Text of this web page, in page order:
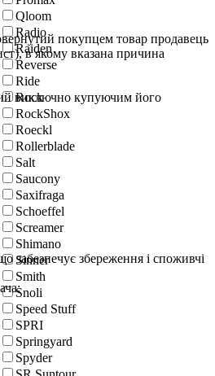
Qloom
Radio
Raiden
Reverse
Ride
Rock
RockShox
Roeckl
Rollerblade
Salt
Saucony
Saxifraga
Schoeffel
Screamer
Shimano
Sinner
Smith
Snoli
Speed Stuff
SPRI
Springyard
Spyder
покупцем товар продавець
в якому вказана причина
виключно купуючим його
забезпечує збереження і споживчі